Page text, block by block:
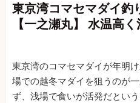
東京湾コマセマダイ釣
【一之瀬丸】 水温高
東京湾のコマセマダイが年明
場での越冬マダイを狙うのが
ず、浅場で食いが活発だとい